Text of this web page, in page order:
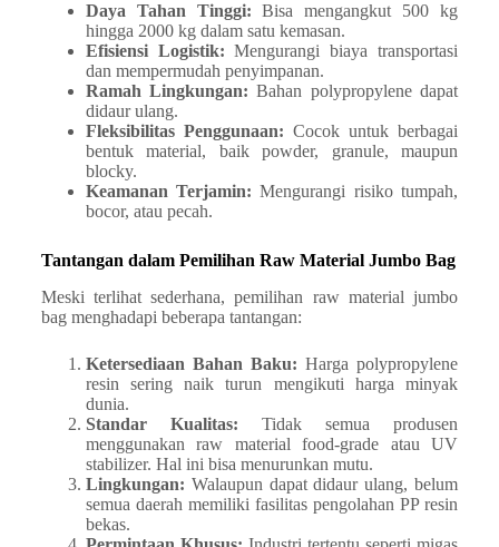
Daya Tahan Tinggi: Bisa mengangkut 500 kg
hingga 2000 kg dalam satu kemasan.
Efisiensi Logistik: Mengurangi biaya transportasi
dan mempermudah penyimpanan.
Ramah Lingkungan: Bahan polypropylene dapat
didaur ulang.
Fleksibilitas Penggunaan: Cocok untuk berbagai
bentuk material, baik powder, granule, maupun
blocky.
Keamanan Terjamin: Mengurangi risiko tumpah,
bocor, atau pecah.
Tantangan dalam Pemilihan Raw Material Jumbo Bag
Meski terlihat sederhana, pemilihan raw material jumbo
bag menghadapi beberapa tantangan:
Ketersediaan Bahan Baku: Harga polypropylene
resin sering naik turun mengikuti harga minyak
dunia.
Standar Kualitas: Tidak semua produsen
menggunakan raw material food-grade atau UV
stabilizer. Hal ini bisa menurunkan mutu.
Lingkungan: Walaupun dapat didaur ulang, belum
semua daerah memiliki fasilitas pengolahan PP resin
bekas.